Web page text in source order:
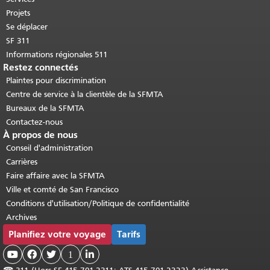
Projets
Se déplacer
SF 311
Informations régionales 511
Restez connectés
Plaintes pour discrimination
Centre de service à la clientèle de la SFMTA
Bureaux de la SFMTA
Contactez-nous
À propos de nous
Conseil d'administration
Carrières
Faire affaire avec la SFMTA
Ville et comté de San Francisco
Conditions d'utilisation/Politique de confidentialité
Archives
Planifiez votre voyage Tarifs
   1 